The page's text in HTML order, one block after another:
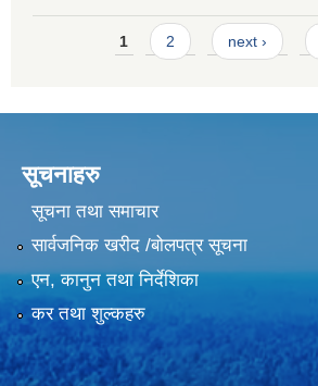
Pages1 2 next ›
सूचनाहरु
सूचना तथा समाचार
सार्वजनिक खरीद /बोलपत्र सूचना
एन, कानुन तथा निर्देशिका
कर तथा शुल्कहरु